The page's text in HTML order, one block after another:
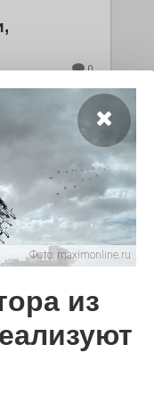
0
себя
раз этот статус
на
Фото: maximonline.ru
из